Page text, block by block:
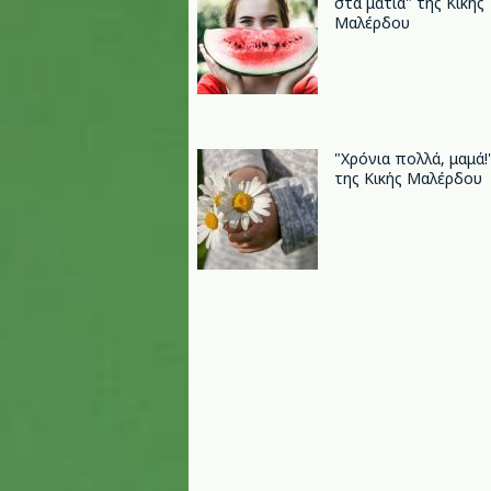
Μαλέρδου
"Xρόνια πολλά,
της Κικής Μαλέρδου